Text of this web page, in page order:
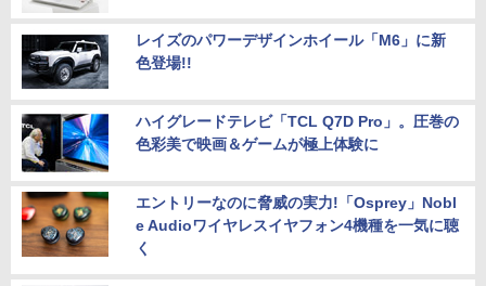
レイズのパワーデザインホイール「M6」に新
色登場!!
ハイグレードテレビ「TCL Q7D Pro」。圧巻の
色彩美で映画＆ゲームが極上体験に
エントリーなのに脅威の実力!「Osprey」Nobl
e Audioワイヤレスイヤフォン4機種を一気に聴
く